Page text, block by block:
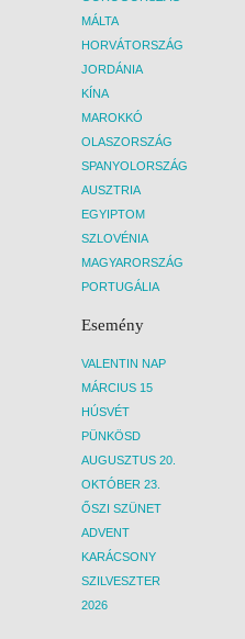
MÁLTA
HORVÁTORSZÁG
JORDÁNIA
KÍNA
MAROKKÓ
OLASZORSZÁG
SPANYOLORSZÁG
AUSZTRIA
EGYIPTOM
SZLOVÉNIA
MAGYARORSZÁG
PORTUGÁLIA
Esemény
VALENTIN NAP
MÁRCIUS 15
HÚSVÉT
PÜNKÖSD
AUGUSZTUS 20.
OKTÓBER 23.
ŐSZI SZÜNET
ADVENT
KARÁCSONY
SZILVESZTER
2026